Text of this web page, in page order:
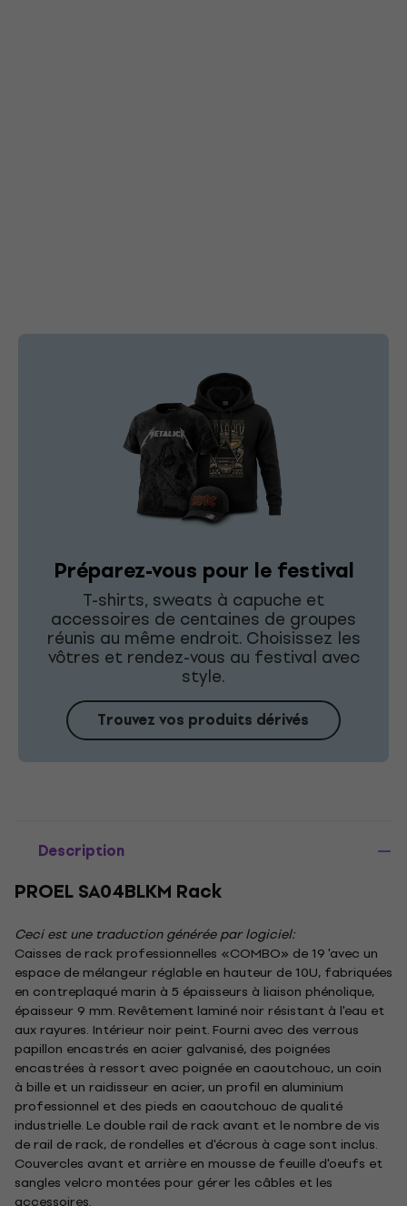
Préparez-vous pour le festival
T-shirts, sweats à capuche et
accessoires de centaines de groupes
réunis au même endroit. Choisissez les
vôtres et rendez-vous au festival avec
style.
Trouvez vos produits dérivés
Description
PROEL SA04BLKM Rack
Ceci est une traduction générée par logiciel:
Caisses de rack professionnelles «COMBO» de 19 'avec un
espace de mélangeur réglable en hauteur de 10U, fabriquées
en contreplaqué marin à 5 épaisseurs à liaison phénolique,
épaisseur 9 mm. Revêtement laminé noir résistant à l'eau et
aux rayures. Intérieur noir peint. Fourni avec des verrous
papillon encastrés en acier galvanisé, des poignées
encastrées à ressort avec poignée en caoutchouc, un coin
à bille et un raidisseur en acier, un profil en aluminium
professionnel et des pieds en caoutchouc de qualité
industrielle. Le double rail de rack avant et le nombre de vis
de rail de rack, de rondelles et d'écrous à cage sont inclus.
Couvercles avant et arrière en mousse de feuille d'oeufs et
sangles velcro montées pour gérer les câbles et les
accessoires.